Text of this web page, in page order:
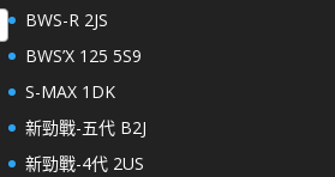
BWS-R 2JS
BWS’X 125 5S9
S-MAX 1DK
新勁戰-五代 B2J
新勁戰-4代 2US